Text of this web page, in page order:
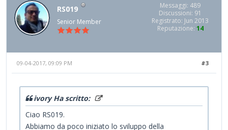
RS019
Senior Member
Messaggi: 489
Discussioni: 91
Registrato: Jun 2013
Reputazione: 14
#3
09-04-2017, 09:09 PM
ivory Ha scritto:
Ciao RS019.
Abbiamo da poco iniziato lo sviluppo della